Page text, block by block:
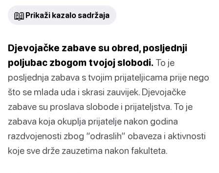
📖 Prikaži kazalo sadržaja
Djevojačke zabave su obred, posljednji
poljubac zbogom tvojoj slobodi. To je
posljednja zabava s tvojim prijateljicama prije nego
što se mlada uda i skrasi zauvijek. Djevojačke
zabave su proslava slobode i prijateljstva. To je
zabava koja okuplja prijatelje nakon godina
razdvojenosti zbog “odraslih” obaveza i aktivnosti
koje sve drže zauzetima nakon fakulteta.